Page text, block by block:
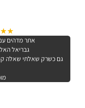
אתר מדהים
גבריאל
גם כשרק שאלתי שאלה